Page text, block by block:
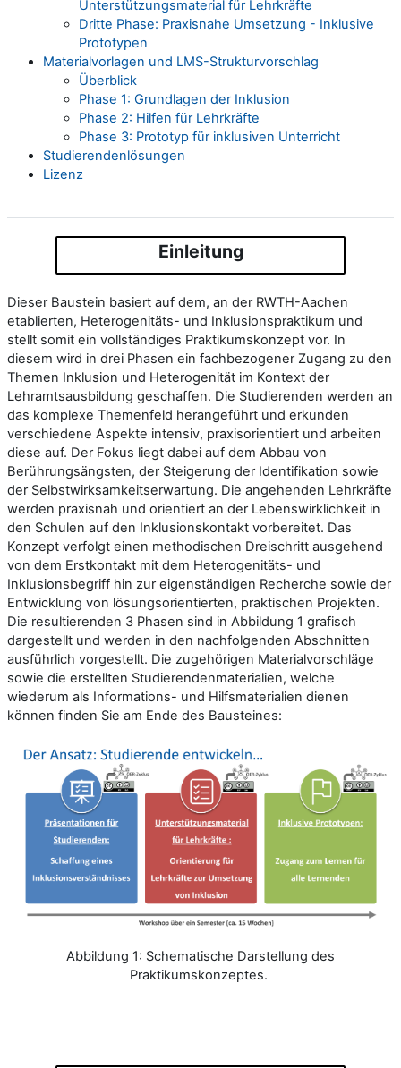
Unterstützungsmaterial für Lehrkräfte
Dritte Phase: Praxisnahe Umsetzung - Inklusive
Prototypen
Materialvorlagen und LMS-Strukturvorschlag
Überblick
Phase 1: Grundlagen der Inklusion
Phase 2: Hilfen für Lehrkräfte
Phase 3: Prototyp für inklusiven Unterricht
Studierendenlösungen
Lizenz
Einleitung
Dieser Baustein basiert auf dem, an der RWTH-Aachen
etablierten, Heterogenitäts- und Inklusionspraktikum und
stellt somit ein vollständiges Praktikumskonzept vor. In
diesem wird in drei Phasen ein fachbezogener Zugang zu den
Themen Inklusion und Heterogenität im Kontext der
Lehramtsausbildung geschaffen. Die Studierenden werden an
das komplexe Themenfeld herangeführt und erkunden
verschiedene Aspekte intensiv, praxisorientiert und arbeiten
diese auf. Der Fokus liegt dabei auf dem Abbau von
Berührungsängsten, der Steigerung der Identifikation sowie
der Selbstwirksamkeitserwartung. Die angehenden Lehrkräfte
werden praxisnah und orientiert an der Lebenswirklichkeit in
den Schulen auf den Inklusionskontakt vorbereitet. Das
Konzept verfolgt einen methodischen Dreischritt ausgehend
von dem Erstkontakt mit dem Heterogenitäts- und
Inklusionsbegriff hin zur eigenständigen Recherche sowie der
Entwicklung von lösungsorientierten, praktischen Projekten.
Die resultierenden 3 Phasen sind in Abbildung 1 grafisch
dargestellt und werden in den nachfolgenden Abschnitten
ausführlich vorgestellt. Die zugehörigen Materialvorschläge
sowie die erstellten Studierendenmaterialien, welche
wiederum als Informations- und Hilfsmaterialien dienen
können finden Sie am Ende des Bausteines:
Abbildung 1: Schematische Darstellung des
Praktikumskonzeptes.